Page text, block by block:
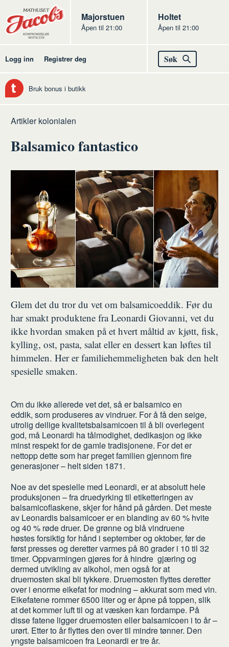
Butikker
Jacobs
Majorstuen
Åpen til 21:00
Jacobs
Holtet
Åpen til 21:00
Logg inn Registrer deg Søk
Bruk bonus i butikk
Hjem
Kolonialen
Artikler kolonialen
Balsamico fantastico
Glem det du tror du vet om balsamicoeddik. Før du
har smakt produktene fra Leonardi Giovanni, vet du
ikke hvordan smaken på et hvert måltid av kjøtt, fisk,
kylling, ost, pasta, salat eller en dessert kan løftes til
himmelen. Her er familiehemmeligheten bak den helt
spesielle smaken.
Om du ikke allerede vet det, så er balsamico en
eddik, som produseres av vindruer. For å få den seige,
utrolig deilige kvalitetsbalsamicoen til å bli overlegent
god, må Leonardi ha tålmodighet, dedikasjon og ikke
minst respekt for de gamle tradisjonene. For det er
nettopp dette som har preget familien gjennom fire
generasjoner – helt siden 1871.
Noe av det spesielle med Leonardi, er at absolutt hele
produksjonen – fra druedyrking til etiketteringen av
balsamicoflaskene, skjer for hånd på gården. Det meste
av Leonardis balsamicoer er en blanding av 60 % hvite
og 40 % røde druer. De grønne og blå vindruene
høstes forsiktig for hånd i september og oktober, før de
først presses og deretter varmes på 80 grader i 10 til 32
timer. Oppvarmingen gjøres for å hindre gjæring og
dermed utvikling av alkohol, men også for at
druemosten skal bli tykkere. Druemosten flyttes deretter
over i enorme eikefat for modning – akkurat som med vin.
Eikefatene rommer 6500 liter og er åpne på toppen, slik
at det kommer luft til og at væsken kan fordampe. På
disse fatene ligger druemosten eller balsamicoen i to år –
urørt. Etter to år flyttes den over til mindre tønner. Den
yngste balsamicoen fra Leonardi er tre år.